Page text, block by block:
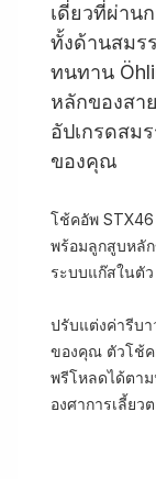
เดี่ยวที่ผ่าน
ทั้งด้านสมร
ทนทาน
หลักของสา
อัปเกรดสม
ของคุณ
โช้คอัพ
พร้อมลูกสูบหลั
ระบบแก๊สในตัว
ปรับแต่งค่ารีบ
ของคุณ ตัวโช้ค
พรีโหลดได้ตา
องศาการเลี้ยว